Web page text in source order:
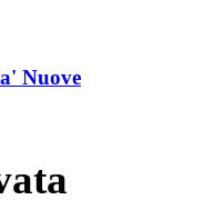
Nuove